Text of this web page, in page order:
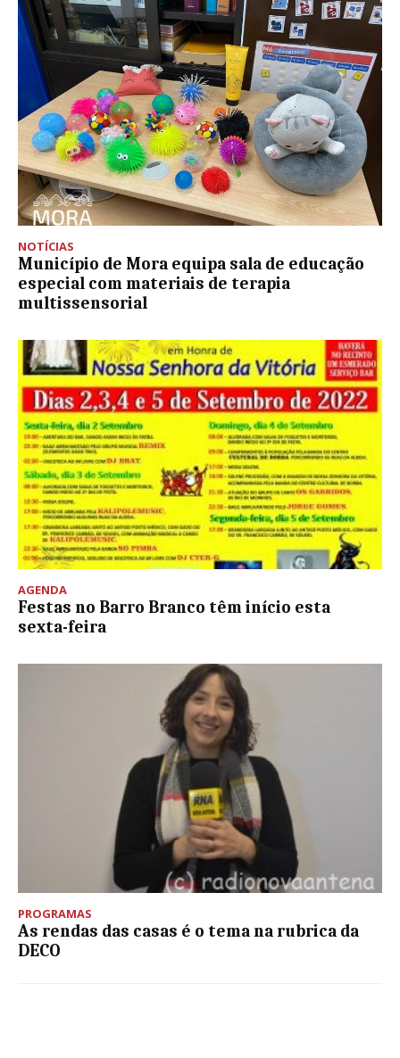
NOTÍCIAS
Município de Mora equipa sala de educação
especial com materiais de terapia
multissensorial
AGENDA
Festas no Barro Branco têm início esta
sexta-feira
PROGRAMAS
As rendas das casas é o tema na rubrica da
DECO